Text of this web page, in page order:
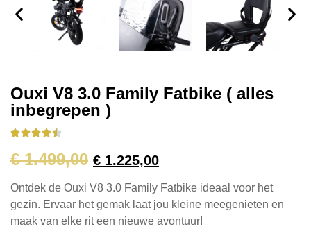
Ouxi V8 3.0 Family Fatbike ( alles
inbegrepen )

€1.499,00 € 1.225,00
Ontdek de Ouxi V8 3.0 Family Fatbike ideaal voor het
gezin. Ervaar het gemak laat jou kleine meegenieten en
maak van elke rit een nieuwe avontuur!